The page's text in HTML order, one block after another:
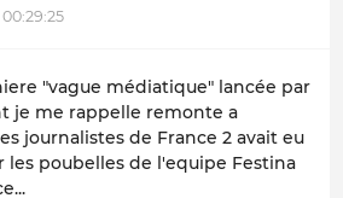
"vague médiatique" lancée par
je me rappelle remonte a
journalistes de France 2 avait eu
les poubelles de l'equipe Festina